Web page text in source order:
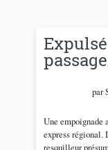
par
Une empoignade
express régional.